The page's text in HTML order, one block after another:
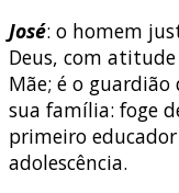
José: o homem
Deus, com
Mãe; é o guardião
sua família: foge
primeiro
adolescência.